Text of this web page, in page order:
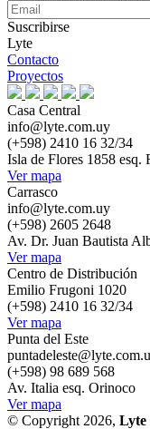
Suscribirse
Lyte
Contacto
Proyectos
Casa Central
info@lyte.com.uy
(+598) 2410 16 32/34
Isla de Flores 1858 esq.
Ver mapa
Carrasco
info@lyte.com.uy
(+598) 2605 2648
Av. Dr. Juan Bautista
Ver mapa
Centro de Distribución
Emilio Frugoni 1020
(+598) 2410 16 32/34
Ver mapa
Punta del Este
(+598) 98 689 568
Av. Italia esq. Orinoco
Ver mapa
© Copyright 2026, Lyte